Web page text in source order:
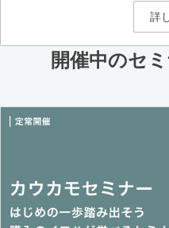
詳
開催中のセ